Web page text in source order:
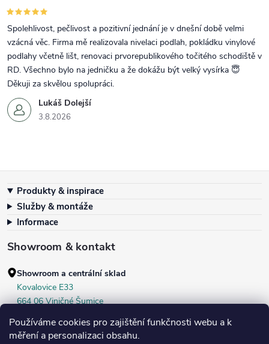
Používáme cookies pro zajištění funkčnosti webu a k
měření a personalizaci obsahu.
Lukáš Dolejší
3.8.2026
Spolehlivost, pečlivost a pozitivní jednání je v dnešní době velmi
vzácná věc. Firma mě realizovala nivelaci podlah, pokládku vinylové
podlahy včetně lišt, renovaci prvorepublikového točitého schodiště v
RD. Všechno bylo na jedničku a že dokážu být velký vysírka 😇
Děkuji za skvělou spolupráci.
Produkty & inspirace
Služby & montáže
Informace
Showroom & kontakt
Showroom a centrální sklad
Kovalovice E33
664 06 Viničné Šumice
+420 604 536 499